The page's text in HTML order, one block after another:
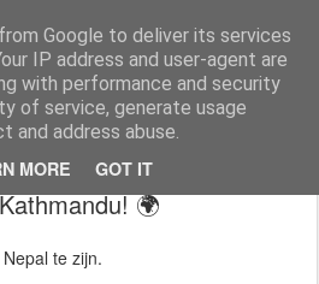
Google to deliver its services
IP address and user-agent are
with performance and security
of service, generate usage
address abuse.
MORE GOT IT
Welkom terug bij AWGifts Europe - Uw groothandel in cadeauartikelen die door heel Europa levert. Bij AWGifts zijn we toegewijd om u het beste te bieden op het gebied van cadeauartikelen voor de groothandel, uw klanten te verrassen en uw detailhandel te helpen groeien. De enige groothandel die handgemaakte cadeauartikelen rechtstreeks uit India, Indonesië & China - AND produceert aromatherapie, huisparfumartikelen en badkamergeschenken in onze Britse fabriek.
op de weg… 1e Stop
Kathmandu! 🌍
te zijn.